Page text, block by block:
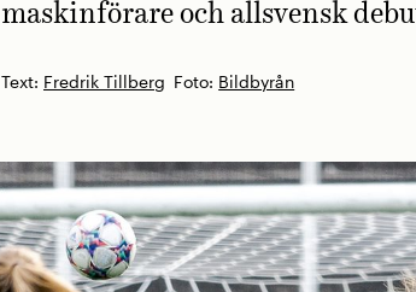
Text: Fredrik Tillberg Foto: Bildbyrån
maskinförare och allsvensk